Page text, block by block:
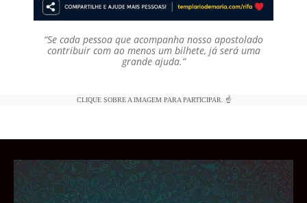
“Se cada pessoa que acompanha nosso apostolado
contribuir com ao menos um bilhete, já será uma
grande ajuda.”
CLIQUE SOBRE A IMAGEM PARA PARTICIPAR. ☝️